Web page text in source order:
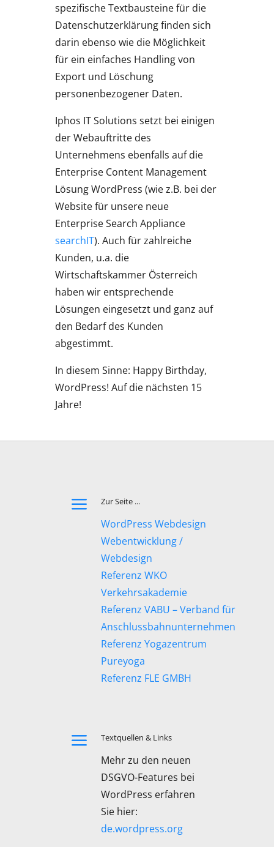
spezifische Textbausteine für die
Datenschutzerklärung finden sich
darin ebenso wie die Möglichkeit
für ein einfaches Handling von
Export und Löschung
personenbezogener Daten.
Iphos IT Solutions setzt bei einigen
der Webauftritte des
Unternehmens ebenfalls auf die
Enterprise Content Management
Lösung WordPress (wie z.B. bei der
Website für unsere neue
Enterprise Search Appliance
searchIT). Auch für zahlreiche
Kunden, u.a. die
Wirtschaftskammer Österreich
haben wir entsprechende
Lösungen eingesetzt und ganz auf
den Bedarf des Kunden
abgestimmt.
In diesem Sinne: Happy Birthday,
WordPress! Auf die nächsten 15
Jahre!
a Zur Seite ...
WordPress Webdesign
Webentwicklung /
Webdesign
Referenz WKO
Verkehrsakademie
Referenz VABU – Verband für
Anschlussbahnunternehmen
Referenz Yogazentrum
Pureyoga
Referenz FLE GMBH
a Textquellen & Links
Mehr zu den neuen
DSGVO-Features bei
WordPress erfahren
Sie hier:
de.wordpress.org